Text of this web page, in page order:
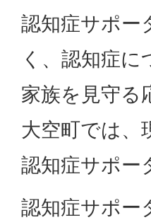
認知症サポー
く、認知症
家族を見守る
大空町では、
認知症サポー
認知症サポー